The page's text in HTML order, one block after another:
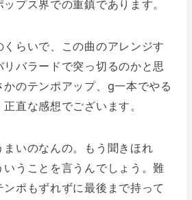
プス界での重鎮であります。
らいで、この曲のアレンジす
バラードで突っ切るのかと思
のテンポアップ、g一本でやる
直な感想でございます。
いのなんの。もう聞きほれ
いうことを言うんでしょう。難
ンポもずれずに最後まで持って